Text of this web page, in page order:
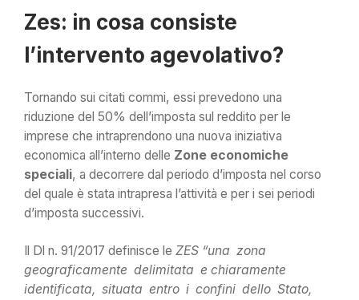
Zes: in cosa consiste
l’intervento agevolativo?
Tornando sui citati commi, essi prevedono una
riduzione del 50% dell’imposta sul reddito per le
imprese che intraprendono una nuova iniziativa
economica all’interno delle Zone economiche
speciali, a decorrere dal periodo d’imposta nel corso
del quale è stata intrapresa l’attività e per i sei periodi
d’imposta successivi.
Il Dl n. 91/2017 definisce le ZES “una zona
geograficamente delimitata e chiaramente
identificata, situata entro i confini dello Stato,